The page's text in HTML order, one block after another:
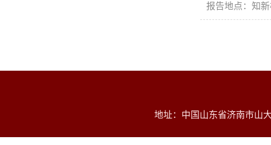
报告地点：知
地址：中国山东省济南市山